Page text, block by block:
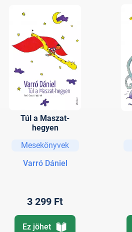
Túl a Maszat-
hegyen
Mesekönyvek
Varró Dániel
3 299 Ft
Ez jöhet